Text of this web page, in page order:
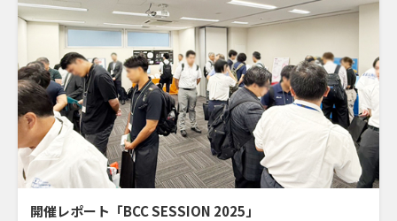
開催レポート「BCC SESSION 2025」